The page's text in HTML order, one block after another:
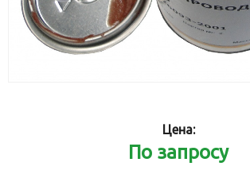
Цена:
По запросу